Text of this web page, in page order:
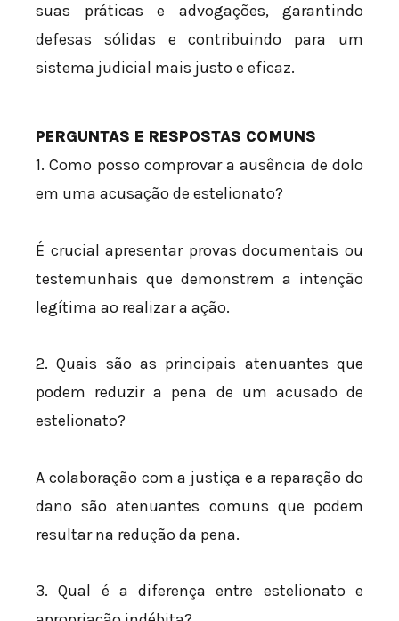
suas práticas e advogações, garantindo
defesas sólidas e contribuindo para um
sistema judicial mais justo e eficaz.
PERGUNTAS E RESPOSTAS COMUNS
1. Como posso comprovar a ausência de dolo
em uma acusação de estelionato?
É crucial apresentar provas documentais ou
testemunhais que demonstrem a intenção
legítima ao realizar a ação.
2. Quais são as principais atenuantes que
podem reduzir a pena de um acusado de
estelionato?
A colaboração com a justiça e a reparação do
dano são atenuantes comuns que podem
resultar na redução da pena.
3. Qual é a diferença entre estelionato e